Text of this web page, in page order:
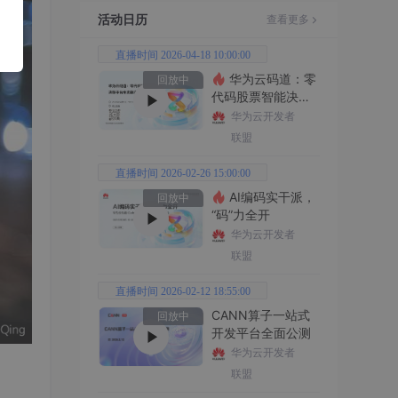
活动日历 查看更多
直播时间 2026-04-18 10:00:00
回放中
代码股票智能决策
平台全功能实战
华为云开发者
联盟
直播时间 2026-02-26 15:00:00
回放中
“码”力全开
华为云开发者
联盟
直播时间 2026-02-12 18:55:00
回放中
CANN算子一站式
开发平台全面公测
华为云开发者
联盟